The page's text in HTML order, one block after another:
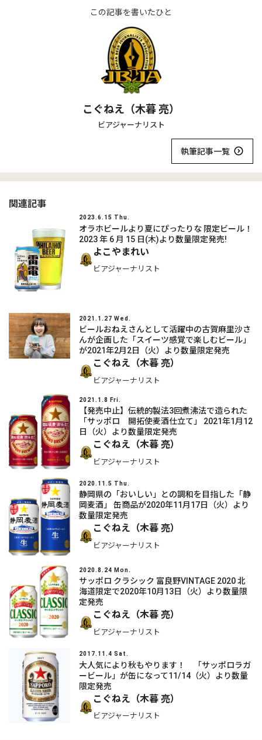
この記事を書いたひと
こぐねえ（木暮 亮）
ビアジャーナリスト
執筆記事一覧
関連記事
2023.6.15 Thu.
オラホビールより夏にぴったりな 限定ビール！
2023 年 6 月 15 日(木)より数量限定発売!
よこやまれい
ビアジャーナリスト
2021.1.27 Wed.
ビールおねえさんとして活躍中の古賀麻里沙さ
んが企画した「スイーツ感覚で楽しむビール」
が2021年2月2日（火）より数量限定発売
こぐねえ（木暮 亮）
ビアジャーナリスト
2021.1.8 Fri.
【発売中止】伝統的製法3回煮沸法で造られた
「サッポロ 開拓使麦酒仕立て」 2021年1月12
日（火）より数量限定発売
こぐねえ（木暮 亮）
ビアジャーナリスト
2020.11.5 Thu.
静岡県の「おいしい」との調和を目指した「静
岡麦酒」 缶商品が2020年11月17日（火）より
数量限定発売
こぐねえ（木暮 亮）
ビアジャーナリスト
2020.8.24 Mon.
サッポロ クラシック 富良野VINTAGE 2020 北
海道限定で2020年10月13日（火）より数量限
定発売
こぐねえ（木暮 亮）
ビアジャーナリスト
2017.11.4 Sat.
大人気により秋もやります！ 「サッポロラガ
ービール」が缶になって11/14（火）より数量
限定発売
こぐねえ（木暮 亮）
ビアジャーナリスト